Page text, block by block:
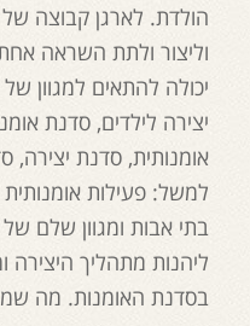
הולדת. לארגן קבוצה
וליצור ולתת השראה
יכולה להתאים למגוון
יצירה לילדים, סדנת
אומנותית, סדנת יצירה,
למשל: פעילות
בתי אבות ומגוון שלם
ליהנות מתהליך היצירה
בסדנת האומנות. מה